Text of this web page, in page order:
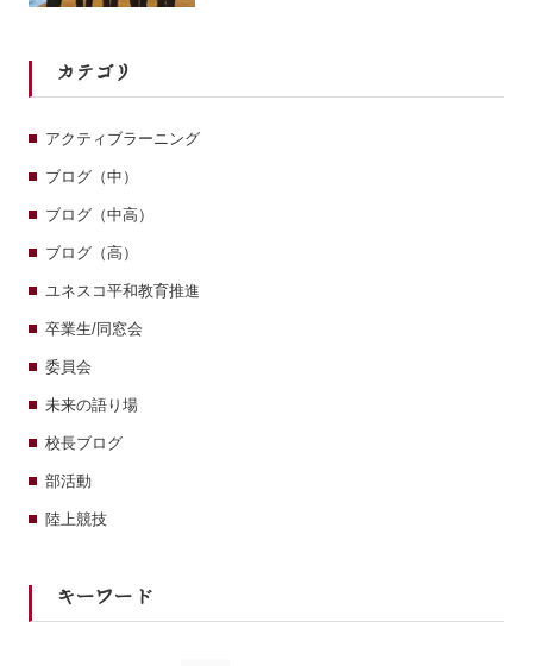
カテゴリ
アクティブラーニング
ブログ（中）
ブログ（中高）
ブログ（高）
ユネスコ平和教育推進
卒業生/同窓会
委員会
未来の語り場
校長ブログ
部活動
陸上競技
キーワード